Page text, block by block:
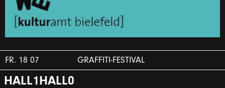
FR. 18 07 GRAFFITI-FESTIVAL
HALL1HALL0